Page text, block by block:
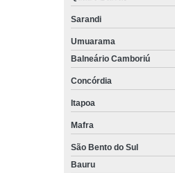
Sarandi
Umuarama
Balneário Camboriú
Concórdia
Itapoa
Mafra
São Bento do Sul
Bauru